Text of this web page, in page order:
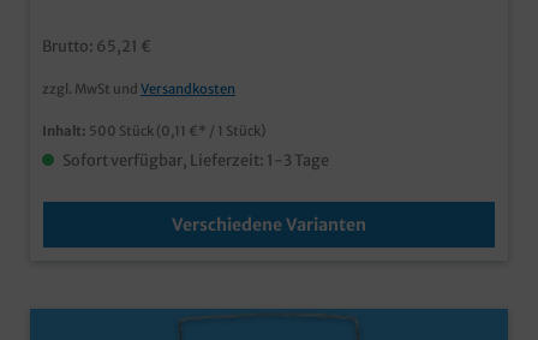
Motiv erhältlich
Brutto: 65,21 €
zzgl. MwSt und Versandkosten
Inhalt: 500 Stück (0,11 €* / 1 Stück)
Sofort verfügbar, Lieferzeit: 1-3 Tage
Verschiedene Varianten